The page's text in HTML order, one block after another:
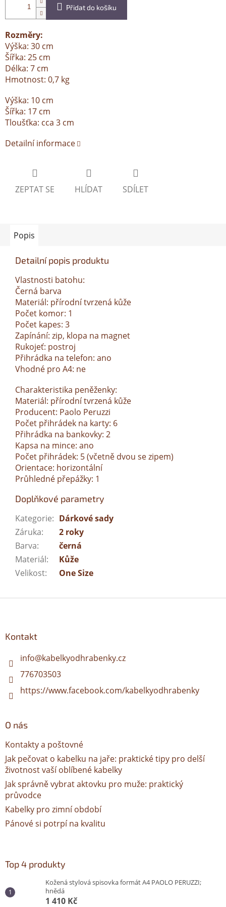
Přidat do košíku
Rozměry:
Výška: 30 cm
Šířka: 25 cm
Délka: 7 cm
Hmotnost: 0,7 kg
Výška: 10 cm
Šířka: 17 cm
Tloušťka: cca 3 cm
Detailní informace
ZEPTAT SE HLÍDAT SDÍLET
Popis
Detailní popis produktu
Vlastnosti batohu:
Černá barva
Materiál: přírodní tvrzená kůže
Počet komor: 1
Počet kapes: 3
Zapínání: zip, klopa na magnet
Rukojeť: postroj
Přihrádka na telefon: ano
Vhodné pro A4: ne
Charakteristika peněženky:
Materiál: přírodní tvrzená kůže
Producent: Paolo Peruzzi
Počet přihrádek na karty: 6
Přihrádka na bankovky: 2
Kapsa na mince: ano
Počet přihrádek: 5 (včetně dvou se zipem)
Orientace: horizontální
Průhledné přepážky: 1
Doplňkové parametry
Kategorie: Dárkové sady
Záruka:
2 roky
Barva:
černá
Materiál:
Kůže
Velikost: One Size
Kontakt
info@kabelkyodhrabenky.cz
776703503
https://www.facebook.com/kabelkyodhrabenky
O nás
Kontakty a poštovné
Jak pečovat o kabelku na jaře: praktické tipy pro delší
životnost vaší oblíbené kabelky
Jak správně vybrat aktovku pro muže: praktický
průvodce
Kabelky pro zimní období
Pánové si potrpí na kvalitu
Top 4 produkty
Kožená stylová spisovka formát A4 PAOLO PERUZZI;
hnědá
1 410 Kč